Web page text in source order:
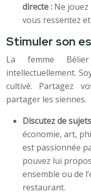
directe : Ne jouez
vous ressentez
Stimuler son
La femme
intellectuellement.
cultivé. Partagez
partager les siennes.
Discutez de
économie, art,
est passionnée
pouvez lui
ensemble ou de
restaurant.